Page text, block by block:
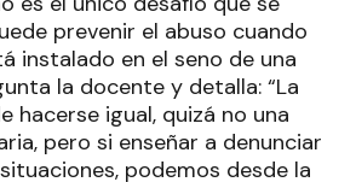
prevenir el abuso cuando
instalado en el seno de una
la docente y detalla: “La
hacerse igual, quizá no una
pero si enseñar a denunciar
podemos desde la